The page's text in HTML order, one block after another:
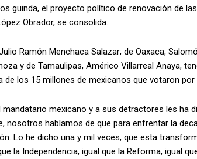
guinda, el proyecto político de renovación de
Obrador, se consolida.
Ramón Menchaca Salazar; de Oaxaca,
y de Tamaulipas, Américo Villarreal Anaya,
los 15 millones de mexicanos que votaron por
mexicano y a sus detractores les ha
nosotros hablamos de que para enfrentar la
Lo he dicho una y mil veces, que esta
la Independencia, igual que la Reforma, igual